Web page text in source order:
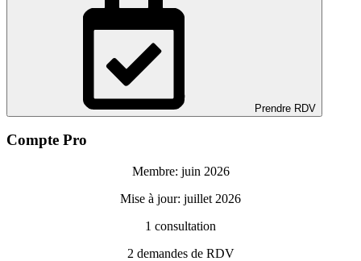
Prendre RDV
Compte Pro
Membre: juin 2026
Mise à jour: juillet 2026
1 consultation
2 demandes de RDV